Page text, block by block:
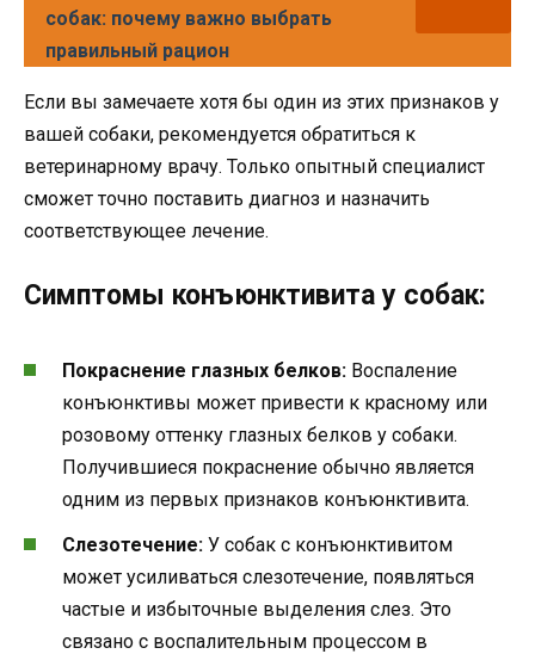
собак: почему важно выбрать
правильный рацион
Если вы замечаете хотя бы один из этих признаков у
вашей собаки, рекомендуется обратиться к
ветеринарному врачу. Только опытный специалист
сможет точно поставить диагноз и назначить
соответствующее лечение.
Симптомы конъюнктивита у собак:
Покраснение глазных белков: Воспаление
конъюнктивы может привести к красному или
розовому оттенку глазных белков у собаки.
Получившиеся покраснение обычно является
одним из первых признаков конъюнктивита.
Слезотечение: У собак с конъюнктивитом
может усиливаться слезотечение, появляться
частые и избыточные выделения слез. Это
связано с воспалительным процессом в